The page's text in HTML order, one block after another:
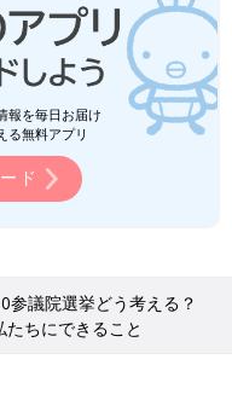
報を毎日お届け
る無料アプリ
ド
参議院選挙どう考える？
たちにできること